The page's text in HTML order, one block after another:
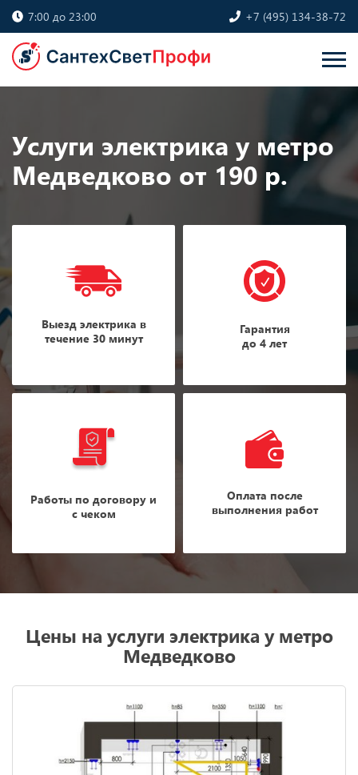
7:00 до 23:00 +7 (495) 134-38-72
Услуги электрика у метро
Медведково от 190 р.
Выезд электрика в
течение 30 минут
Гарантия
до 4 лет
Работы по договору и
с чеком
Оплата после
выполнения работ
Цены на услуги электрика у метро
Медведково